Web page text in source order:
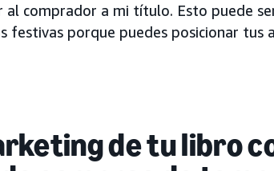
al comprador a mi título. Esto puede
festivas porque puedes posicionar tus
de tu libro